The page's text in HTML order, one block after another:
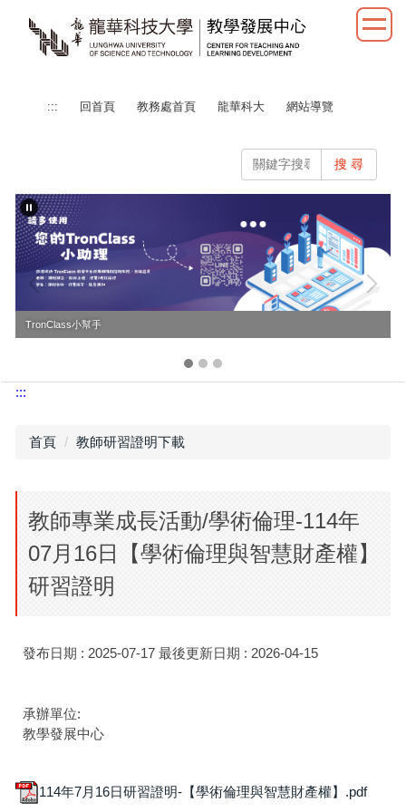
::: 回首頁 教務處首頁 龍華科大 網站導覽
搜 尋
TronClass小幫手
:::
首頁 教師研習證明下載
教師專業成長活動/學術倫理-114年
07月16日【學術倫理與智慧財產權】
研習證明
發布日期 : 2025-07-17 最後更新日期 : 2026-04-15
承辦單位:
教學發展中心
114年7月16日研習證明-【學術倫理與智慧財產權】.pdf